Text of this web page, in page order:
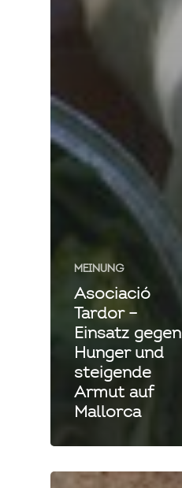
MEINUNG
Asociació
Tardor –
Einsatz gegen
Hunger und
steigende
Armut auf
Mallorca